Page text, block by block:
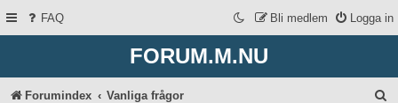
FAQ Logga in
Bli medlem
FORUM.M.NU
Forumindex Vanliga frågor